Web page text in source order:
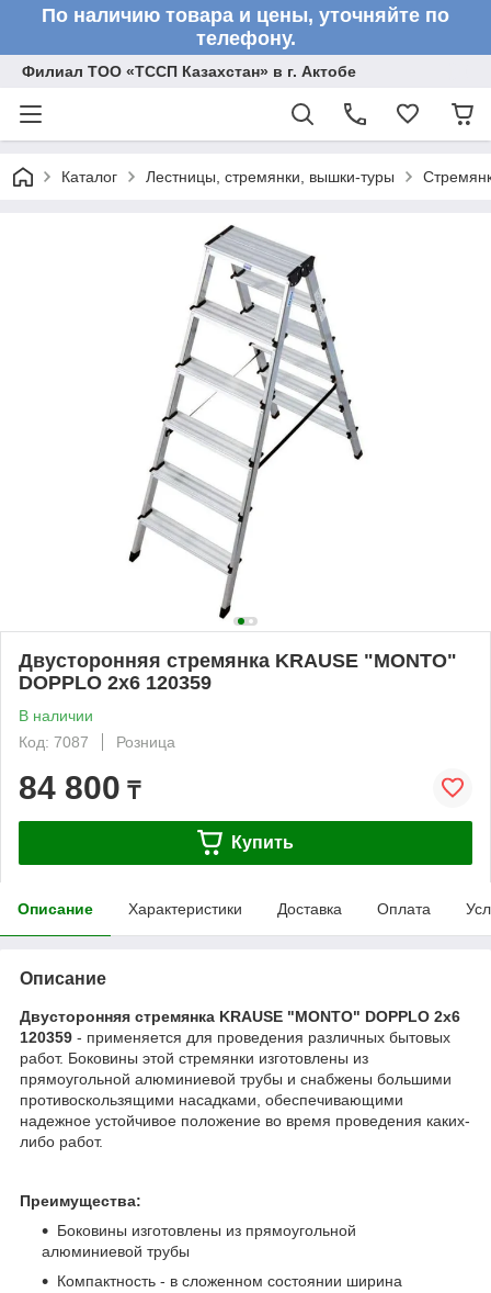
По наличию товара и цены, уточняйте по
телефону.
Филиал ТОО «ТССП Казахстан» в г. Актобе
Каталог Лестницы, стремянки, вышки-туры
Двусторонняя стремянка KRAUSE "MONTO"
DOPPLO 2х6 120359
В наличии
Код: 7087
Розница
84 800 ₸
Купить
Описание Характеристики Доставка Оплата
Описание
Двусторонняя стремянка KRAUSE "MONTO" DOPPLO 2х6
120359 - применяется для проведения различных бытовых
работ. Боковины этой стремянки изготовлены из
прямоугольной алюминиевой трубы и снабжены большими
противоскользящими насадками, обеспечивающими
надежное устойчивое положение во время проведения каких-
либо работ.
Преимущества:
Боковины изготовлены из прямоугольной
алюминиевой трубы
Компактность - в сложенном состоянии ширина